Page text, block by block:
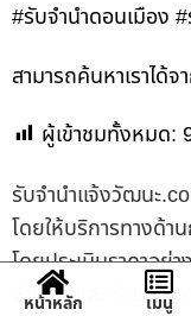
#รับจำนำดอนเมือง
สามารถค้นหาเราได้
ผู้เข้าชมทั้งหมด:
รับจํานําแจ้งวัฒนะ
โดยให้บริการทางด้า
โดยประเมินราคาอย่
จำนวน และ ท่านสา
หน้าหลัก เมนู